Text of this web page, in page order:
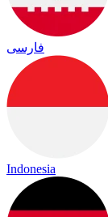
فارسی
Indonesia